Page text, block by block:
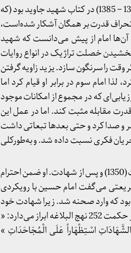
نظریه‌ای که جنجال برانگیخت ار آن استاد نعمت‌الله صالحی‌نجف‌آبادی (1302 – 1385) در کتاب شهید جاوید بود (که
انحراف قدرت بر همگان آشکار شده‌است،
آن‌ها امام از پیش می‌دانست که شهید
خصلت تراژیک در انواع روایات
را سرنگون سازد. یزید زاویه گرفتن
امام سوم در برابر او قیام کرد اما
که در مجموع از امکانات موجود
مقابله مثبت کند. اما در عمل این
و صدا کرد و حتی بعد‌ها تبعاتی داشت
فکری نسبت داده شد. و به‌طورکلی
نظریه‌ی دوم توسط دکتر شریعتی مطرح شد. در سخنرانی‌ و بعد کتابِ شهادت (1350) و پس از شهادت. او ضمن احترام
می‌گفت امام حسین با رویکردی
که وارد صحنه شد. زیرا شهادت خود
مانند جهاد، یکی از فریضه‌ها یا حکم‌های عقیدتی است. چنان‌که امام علی در حکمت 252 نهج البلاغه ابراز می‌دارد: «
اسْتِظْهَاراً عَلَى الْمُجَاحَدَاتِ »